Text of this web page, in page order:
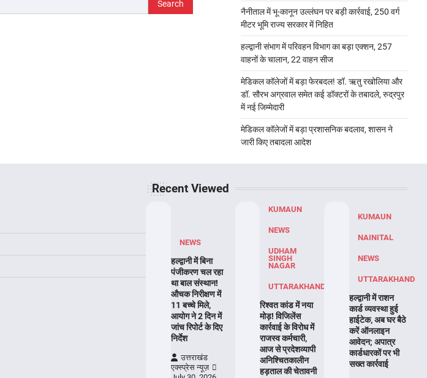
नैनीताल में भू-कानून उल्लंघन पर बड़ी कार्रवाई, 250 वर्ग
मीटर भूमि राज्य सरकार में निहित
हल्द्वानी संभाग में परिवहन विभाग का बड़ा एक्शन, 257
वाहनों के चालान, 22 वाहन सीज
मेडिकल कॉलेजों में बड़ा फेरबदल! डॉ. ऋतु रखोलिया और
डॉ. सौरभ अग्रवाल समेत कई डॉक्टरों के तबादले, रुद्रपुर
में नई जिम्मेदारी
मेडिकल कॉलेजों में बड़ा प्रशासनिक बदलाव, शासन ने
जारी किए तबादला आदेश
Recent Viewed
NEWS
हल्द्वानी में बिना
पंजीकरण चल रहा
था बाल संस्थान!
औचक निरीक्षण में
11 बच्चे मिले,
आयोग ने 2 दिन में
जांच रिपोर्ट के दिए
निर्देश
उत्तराखंड
एक्स्प्रेस न्यूज़
KUMAUN
NEWS
UDHAM
SINGH
NAGAR
UTTARAKHAND
रिश्वत कांड में नया
मोड़! विजिलेंस
कार्रवाई के विरोध में
राजस्व कर्मचारी,
आज से प्रदेशव्यापी
अनिश्चितकालीन
हड़ताल की चेतावनी
KUMAUN
NAINITAL
NEWS
UTTARAKHAND
हल्द्वानी में राशन
कार्ड व्यवस्था हुई
हाईटेक, अब घर बैठे
करें ऑनलाइन
आवेदन; अपात्र
कार्डधारकों पर भी
सख्त कार्रवाई